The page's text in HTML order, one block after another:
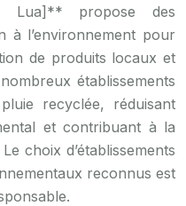
Lua]** propose des
à l’environnement pour
de produits locaux et
établissements
recyclée, réduisant
et contribuant à la
choix d’établissements
reconnus est